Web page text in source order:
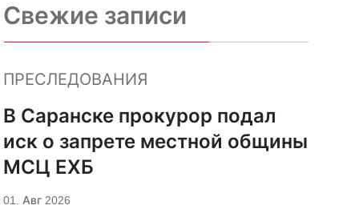
Свежие записи
ПРЕСЛЕДОВАНИЯ
В Саранске прокурор подал
иск о запрете местной общины
МСЦ ЕХБ
01. Авг 2026